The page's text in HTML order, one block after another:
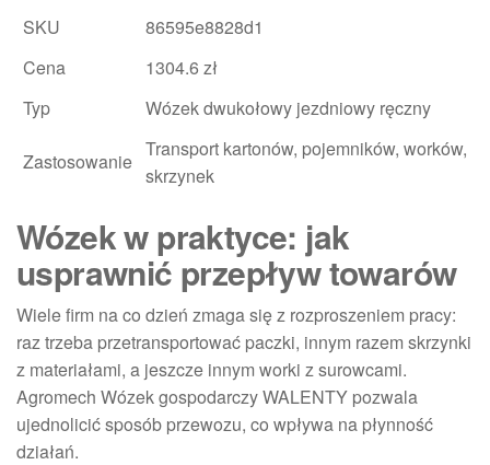
SKU
86595e8828d1
Cena
1304.6 zł
Typ
Wózek dwukołowy jezdniowy ręczny
Zastosowanie
Transport kartonów, pojemników, worków,
skrzynek
Wózek w praktyce: jak
usprawnić przepływ towarów
Wiele firm na co dzień zmaga się z rozproszeniem pracy:
raz trzeba przetransportować paczki, innym razem skrzynki
z materiałami, a jeszcze innym worki z surowcami.
Agromech Wózek gospodarczy WALENTY pozwala
ujednolicić sposób przewozu, co wpływa na płynność
działań.